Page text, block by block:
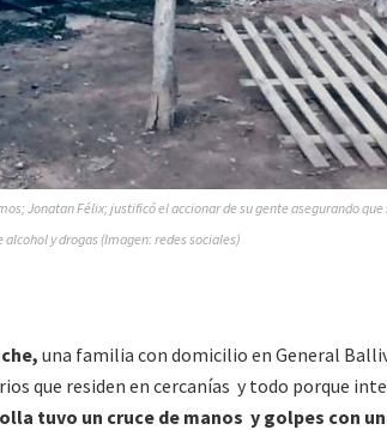
Jonatan Félix; justificó el accionar de su gente asegurando
alcohol y drogas (Imagen: redes sociales)
una familia con domicilio en General
que residen en cercanías y todo porque
tuvo un cruce de manos y golpes con